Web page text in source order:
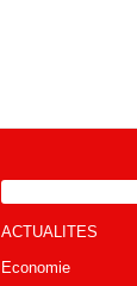
ACTUALITES
Economie